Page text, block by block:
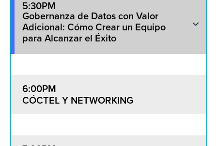
5:30PM
Gobernanza de Datos con Valor
Adicional: Cómo Crear un Equipo
para Alcanzar el Éxito
6:00PM
CÓCTEL Y NETWORKING